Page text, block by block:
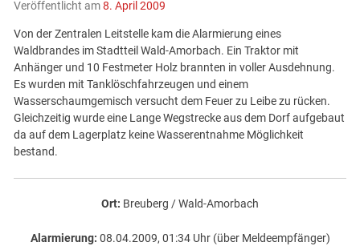
Veröffentlicht am8. April 2009
Von der Zentralen Leitstelle kam die Alarmierung eines
Waldbrandes im Stadtteil Wald-Amorbach. Ein Traktor mit
Anhänger und 10 Festmeter Holz brannten in voller Ausdehnung.
Es wurden mit Tanklöschfahrzeugen und einem
Wasserschaumgemisch versucht dem Feuer zu Leibe zu rücken.
Gleichzeitig wurde eine Lange Wegstrecke aus dem Dorf aufgebaut
da auf dem Lagerplatz keine Wasserentnahme Möglichkeit
bestand.
Ort: Breuberg / Wald-Amorbach
Alarmierung: 08.04.2009, 01:34 Uhr (über Meldeempfänger)